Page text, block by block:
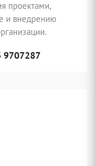
проектами,
и внедрению
9707287